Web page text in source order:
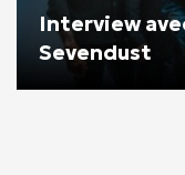
Interview
Sevendust